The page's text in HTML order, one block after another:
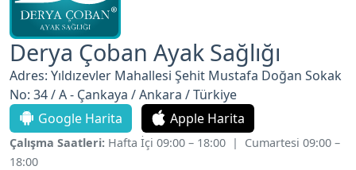
Derya Çoban Ayak Sağlığı
Adres: Yıldızevler Mahallesi Şehit Mustafa Doğan Sokak
No: 34 / A - Çankaya / Ankara / Türkiye
Google Harita
Apple Harita
Çalışma Saatleri: Hafta İçi 09:00 – 18:00 | Cumartesi 09:00 –
18:00